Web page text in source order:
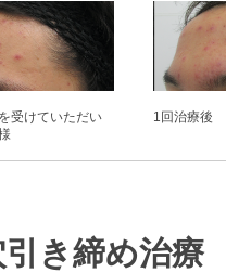
受けていただい
1回治療後
引き締め治療